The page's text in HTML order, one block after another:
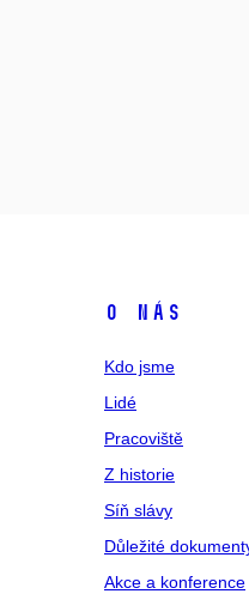
O NÁS
Kdo jsme
Lidé
Pracoviště
Z historie
Síň slávy
Důležité
Akce a konference